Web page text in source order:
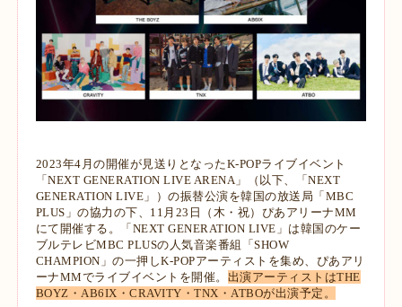
2023年4月の開催が見送りとなったK‐POPライブイベント
「NEXT GENERATION LIVE ARENA」（以下、「NEXT
GENERATION LIVE」）の振替公演を韓国の放送局「MBC
PLUS」の協力の下、11月23日（木・祝）ぴあアリーナMM
にて開催する。
「NEXT GENERATION LIVE」は韓国のケー
ブルテレビMBC PLUSの人気音楽番組「SHOW
CHAMPION」の一押しK-POPアーティストを集め、ぴあアリ
ーナMMでライブイベントを開催。 出演アーティストはTHE
BOYZ・AB6IX・CRAVITY・TNX・ATBOが出演予定。